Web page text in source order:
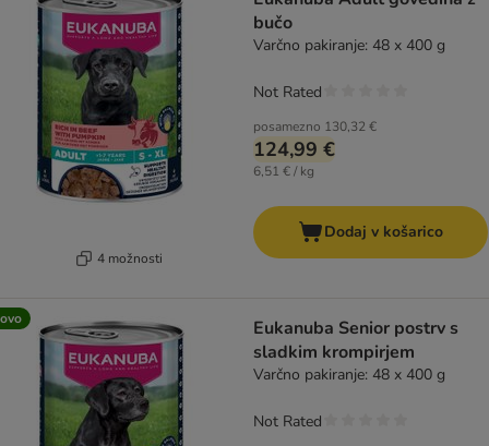
4 možnosti
bučo
Varčno pakiranje: 48 x 400 g
posamezno 130,32 €
124,99 €
6,51 € / kg
Not Rated
Dodaj v košarico
Eukanuba Senior postrv s
sladkim krompirjem
Varčno pakiranje: 48 x 400 g
Not Rated